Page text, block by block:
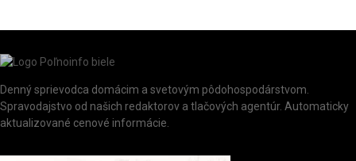
Denný sprievodca domácim a svetovým pôdohospodárstvom.
Spravodajstvo od našich redaktorov a tlačových agentúr. Automaticky
aktualizované cenové informácie.